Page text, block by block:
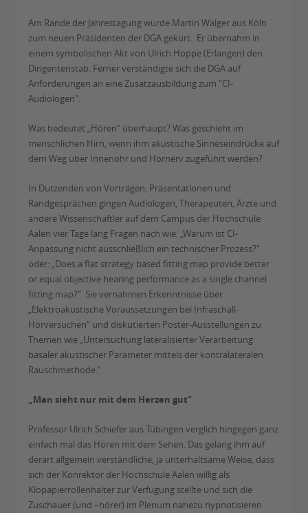
Am Rande der Jahrestagung wurde Martin Walger aus Köln
zum neuen Präsidenten der DGA gekürt. Er übernahm in
einem symbolischen Akt von Ulrich Hoppe (Erlangen) den
Dirigentenstab. Ferner verständigte sich die DGA auf
Anforderungen an eine Zusatzausbildung zum "CI-
Audiologen".
Was bedeutet „Hören“ überhaupt? Was geschieht im
menschlichen Hirn, wenn ihm akustische Sinneseindrücke auf
dem Weg über Innenohr und Hörnerv zugeführt werden?
In Dutzenden von Vorträgen, Präsentationen und
Randgesprächen gingen Audiologen, Therapeuten, Ärzte und
andere Wissenschaftler auf dem Campus der Hochschule
Aalen vier Tage lang Fragen nach wie: „Warum ist CI-
Anpassung nicht ausschließlich ein technischer Prozess?“
oder: „Does a flat strategy based fitting map provide better
or equal objective hearing performance as a single channel
fitting map?“ Sie vernahmen Erkenntnisse über
„Elektroakustische Voraussetzungen bei Infraschall-
Hörversuchen“ und diskutierten Poster-Ausstellungen zu
Themen wie „Untersuchung lateralisierter Verarbeitung
basaler akustischer Parameter mittels der kontralateralen
Rauschmethode.“
„Man sieht nur mit dem Herzen gut“
Professor Ulrich Schiefer aus Tübingen verglich hingegen ganz
einfach mal das Hören mit dem Sehen. Das gelang ihm auf
derart allgemein verständliche, ja unterhaltsame Weise, dass
sich der Konrektor der Hochschule Aalen willig als
Klopapierrollenhalter zur Verfügung stellte und sich die
Zuschauer (und –hörer) im Plenum nahezu hypnotisieren